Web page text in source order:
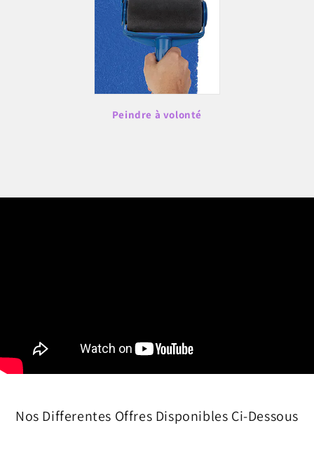
Peindre à volonté
Nos Differentes Offres Disponibles Ci-Dessous